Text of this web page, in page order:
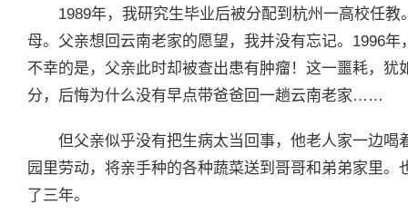
1989年，我研究生毕业后被分配到杭州一高校任
母。父亲想回云南老家的愿望，我并没有忘记。1996
不幸的是，父亲此时却被查出患有肿瘤！这一噩耗，
分，后悔为什么没有早点带爸爸回一趟云南老家……
但父亲似乎没有把生病太当回事，他老人家一边
园里劳动，将亲手种的各种蔬菜送到哥哥和弟弟家里
了三年。